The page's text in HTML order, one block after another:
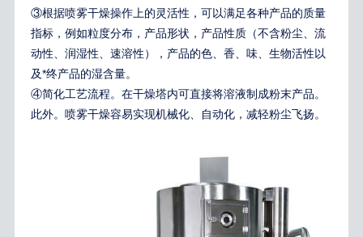
③根据喷雾干燥操作上的灵活性，可以满足各种产品的质量
指标，例如粒度分布，产品形状，产品性质（不含粉尘、流
动性、润湿性、速溶性），产品的色、香、味、生物活性以
及*终产品的湿含量。
④简化工艺流程。在干燥塔内可直接将溶液制成粉末产品。
此外。喷雾干燥容易实现机械化、自动化，减轻粉尘飞扬。